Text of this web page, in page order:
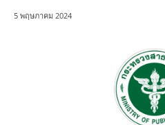
5 พฤษภาคม 2024